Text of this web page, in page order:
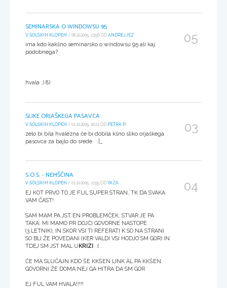
SEMINARSKA O WINDOWSU 95
V ŠOLSKIH KLOPEH / 08.10.2005, 13:56 OD ANDREJJEZ
ima kdo kakšno seminarsko o windowsu 95 ali kaj
podobnega?
hvala ;) 8)
05
SLIKE ORJAŠKEGA PASAVCA
V ŠOLSKIH KLOPEH / 01.10.2005, 20:21 OD PETRA P.
zelo bi bila hvalezna če bi dobila kšno sliko orjaškega
pasovca za bajlo do srede. :|_
03
S.O.S. - NEMŠČINA
V ŠOLSKIH KLOPEH / 01.10.2005, 11:55 OD YAZA
EJ KOT PRVO TO JE FUL SUPER STRAN, TK DA SVAKA
VAM ČAST!
SAM MAM PA JST EN PROBLEMČEK, STVAR JE PA
TAKA: MI MAMO PR DOJČI GOVORNE NASTOPE
(3.LETNIK), IN SKOR VSI TI REFERATI K SO NA STRANI
SO BLI ŽE POVEDANI (KER VALDI VSI HODJO SM GOR) IN
TDEJ SM JST MAL UKRIZI :( .
ČE MA SLUČAJN KDO ŠE KKŠEN LINK AL PA KKŠEN
GOVORNI ŽE DOMA NEJ GA HITRA DA SM GOR
EJ FUL VAM HVALA!!!!!
04